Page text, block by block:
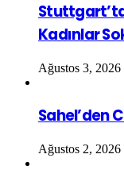
Stuttgart’ta
Kadınlar
Ağustos 3, 2026
Sahel’den
Ağustos 2, 2026